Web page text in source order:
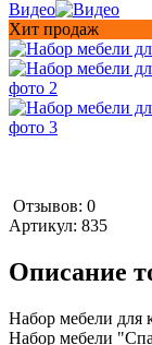
Видео
Хит продаж
Отзывов: 0
Артикул: 835
Описание
Набор мебели для
Набор мебели